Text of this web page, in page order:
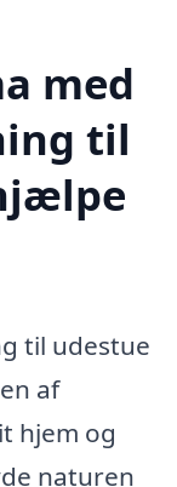
med
til
til udestue
af
hjem og
naturen